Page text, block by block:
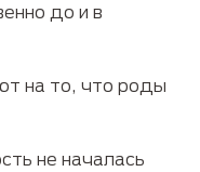
до и в
на то, что роды
не началась